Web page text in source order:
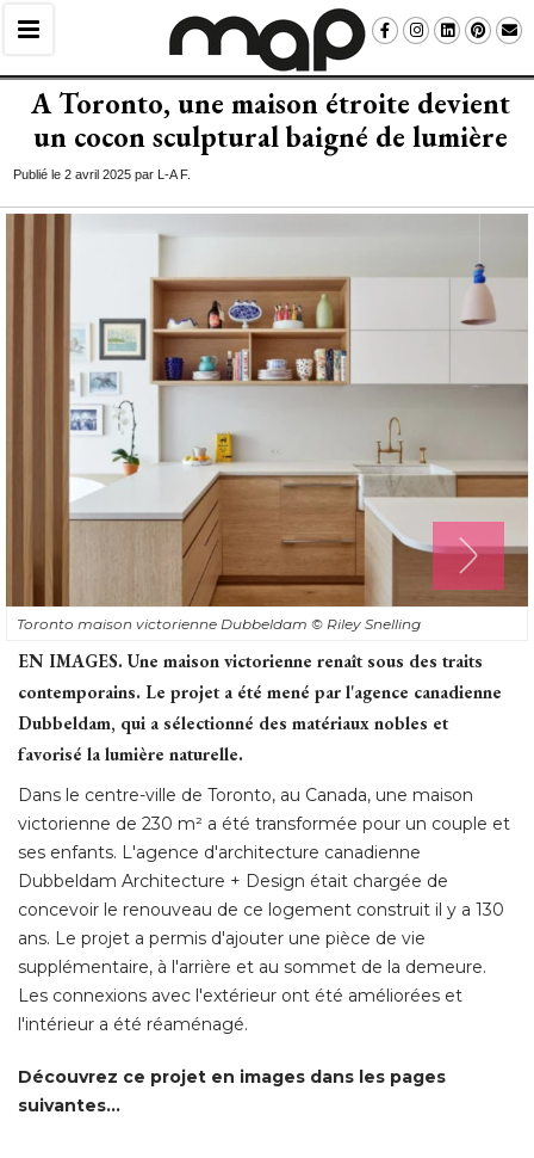
A Toronto, une maison étroite devient
un cocon sculptural baigné de lumière
Publié le 2 avril 2025 par L-A F.
Toronto maison victorienne Dubbeldam © Riley Snelling
EN IMAGES. Une maison victorienne renaît sous des traits
contemporains. Le projet a été mené par l'agence canadienne
Dubbeldam, qui a sélectionné des matériaux nobles et
favorisé la lumière naturelle.
Dans le centre-ville de Toronto, au Canada, une maison
victorienne de 230 m² a été transformée pour un couple et
ses enfants. L'agence d'architecture canadienne
Dubbeldam Architecture + Design était chargée de
concevoir le renouveau de ce logement construit il y a 130
ans. Le projet a permis d'ajouter une pièce de vie
supplémentaire, à l'arrière et au sommet de la demeure.
Les connexions avec l'extérieur ont été améliorées et
l'intérieur a été réaménagé.
Découvrez ce projet en images dans les pages
suivantes...